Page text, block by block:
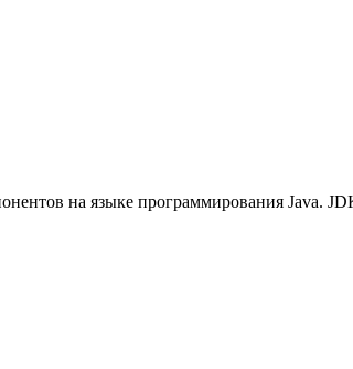
на языке программирования Java.